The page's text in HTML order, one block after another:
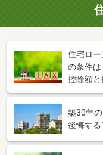
住宅ロ
の条件
控除額
築30年
後悔す